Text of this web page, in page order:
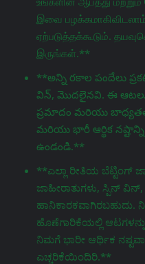
இவை
ஏற்படுத்தக்கூடும்.
இருங்கள்.**
**అన్ని రకాల పందేలు
విన్, మొదలైనవి. ఈ ఆటలు
ప్రమాదం మరియు
మరియు భారీ ఆర్థిక
ఉండండి.**
**ಎಲ್ಲಾ ರೀತಿಯ ಬೆಟ್ಟಿಂಗ್
ಜಾಹೀರಾತುಗಳು, ಸ್ಪಿನ್
ಹಾನಿಕಾರಕವಾಗಿರಬಹುದು.
ಹೊಣೆಗಾರಿಕೆಯಲ್ಲಿ
ನಿಮಗೆ ಭಾರೀ ಆರ್ಥಿಕ
ಎಚ್ಚರಿಕೆಯಿಂದಿರಿ.**